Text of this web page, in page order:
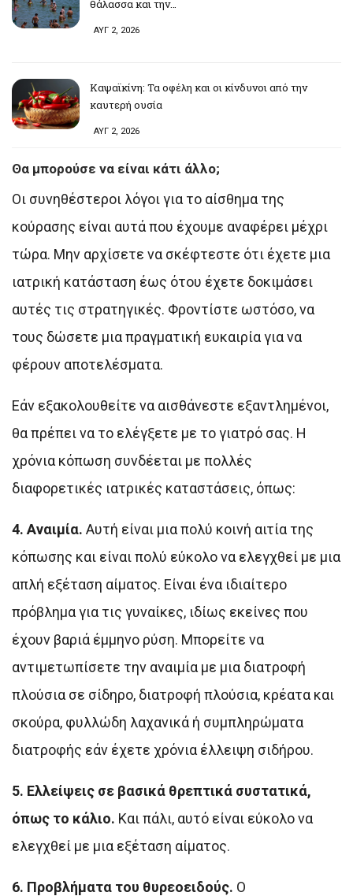
θάλασσα και την…
ΑΥΓ 2, 2026
Καψαϊκίνη: Τα οφέλη και οι κίνδυνοι από την
καυτερή ουσία
ΑΥΓ 2, 2026
Θα μπορούσε να είναι κάτι άλλο;
Οι συνηθέστεροι λόγοι για το αίσθημα της
κούρασης είναι αυτά που έχουμε αναφέρει μέχρι
τώρα. Μην αρχίσετε να σκέφτεστε ότι έχετε μια
ιατρική κατάσταση έως ότου έχετε δοκιμάσει
αυτές τις στρατηγικές. Φροντίστε ωστόσο, να
τους δώσετε μια πραγματική ευκαιρία για να
φέρουν αποτελέσματα.
Εάν εξακολουθείτε να αισθάνεστε εξαντλημένοι,
θα πρέπει να το ελέγξετε με το γιατρό σας. Η
χρόνια κόπωση συνδέεται με πολλές
διαφορετικές ιατρικές καταστάσεις, όπως:
4. Αναιμία. Αυτή είναι μια πολύ κοινή αιτία της
κόπωσης και είναι πολύ εύκολο να ελεγχθεί με μια
απλή εξέταση αίματος. Είναι ένα ιδιαίτερο
πρόβλημα για τις γυναίκες, ιδίως εκείνες που
έχουν βαριά έμμηνο ρύση. Μπορείτε να
αντιμετωπίσετε την αναιμία με μια διατροφή
πλούσια σε σίδηρο, διατροφή πλούσια, κρέατα και
σκούρα, φυλλώδη λαχανικά ή συμπληρώματα
διατροφής εάν έχετε χρόνια έλλειψη σιδήρου.
5. Ελλείψεις σε βασικά θρεπτικά συστατικά,
όπως το κάλιο. Και πάλι, αυτό είναι εύκολο να
ελεγχθεί με μια εξέταση αίματος.
6. Προβλήματα του θυρεοειδούς. Ο